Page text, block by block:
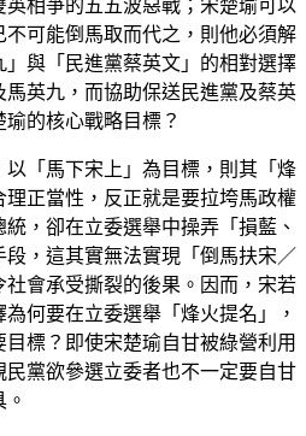
相爭的五五波惡戰；宋楚瑜可以
可能倒馬取而代之，則他必須解
與「民進黨蔡英文」的相對選擇
英九，而協助保送民進黨及蔡英
的核心戰略目標？
「馬下宋上」為目標，則其「烽
正當性，反正就是要拉垮馬政權
，卻在立委選舉中操弄「損藍、
，這其實無法實現「倒馬扶宋／
會承受撕裂的後果。因而，宋若
何要在立委選舉「烽火提名」，
標？即使宋楚瑜自甘被綠營利用
黨欲參選立委者也不一定要自甘